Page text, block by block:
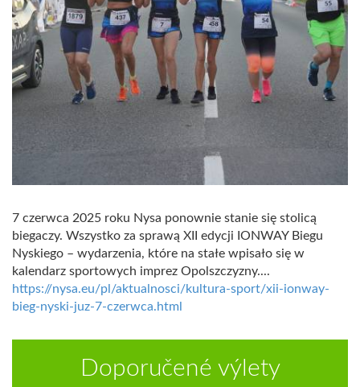
7 czerwca 2025 roku Nysa ponownie stanie się stolicą
biegaczy. Wszystko za sprawą XII edycji IONWAY Biegu
Nyskiego – wydarzenia, które na stałe wpisało się w
kalendarz sportowych imprez Opolszczyzny....
https://nysa.eu/pl/aktualnosci/kultura-sport/xii-ionway-
bieg-nyski-juz-7-czerwca.html
Doporučené výlety